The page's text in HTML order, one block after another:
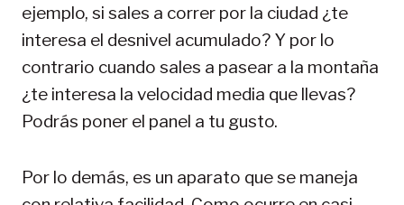
ejemplo, si sales a correr por la ciudad ¿te
interesa el desnivel acumulado? Y por lo
contrario cuando sales a pasear a la montaña
¿te interesa la velocidad media que llevas?
Podrás poner el panel a tu gusto.
Por lo demás, es un aparato que se maneja